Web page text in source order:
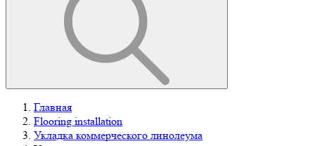
Главная
Flooring installation
Укладка коммерческого линолеума